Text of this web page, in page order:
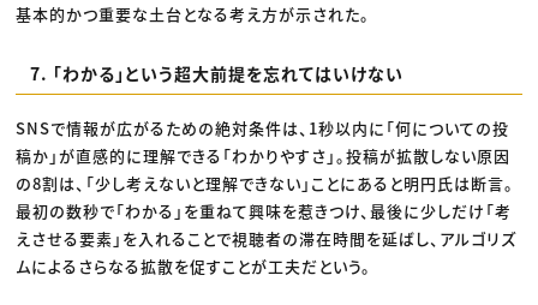
基本的かつ重要な土台となる考え方が示された。
7. 「わかる」という超大前提を忘れてはいけない
SNSで情報が広がるための絶対条件は、1秒以内に「何についての投
稿か」が直感的に理解できる「わかりやすさ」。投稿が拡散しない原因
の8割は、「少し考えないと理解できない」ことにあると明円氏は断言。
最初の数秒で「わかる」を重ねて興味を惹きつけ、最後に少しだけ「考
えさせる要素」を入れることで視聴者の滞在時間を延ばし、アルゴリズ
ムによるさらなる拡散を促すことが工夫だという。